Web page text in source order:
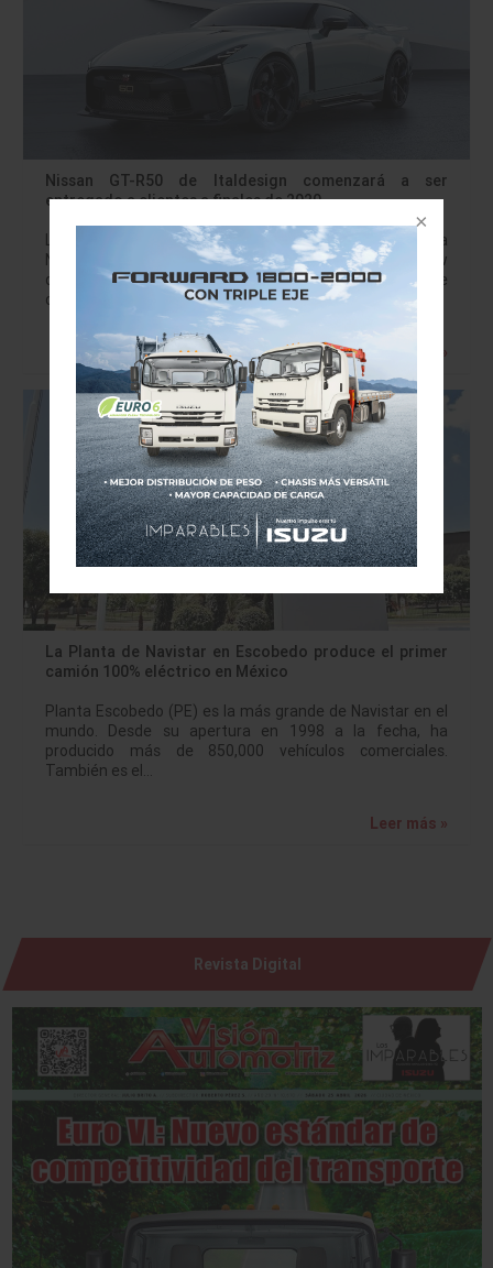
Nissan GT-R50 de Italdesign comenzará a ser
entregado a clientes a finales de 2020
La primera unidad de producción de la edición limitada
Nissan GT-R50 de Italdesign se exhibirá en el Auto Show
de Ginebra el próximo mes de marzo, previo a que
comiencen…
Leer más »
La Planta de Navistar en Escobedo produce el primer
camión 100% eléctrico en México
Planta Escobedo (PE) es la más grande de Navistar en el
mundo. Desde su apertura en 1998 a la fecha, ha
producido más de 850,000 vehículos comerciales.
También es el…
Leer más »
Revista Digital